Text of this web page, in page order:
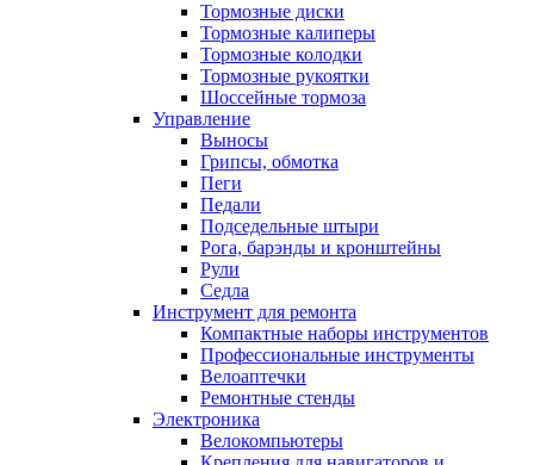
Тормозные диски
Тормозные калиперы
Тормозные колодки
Тормозные рукоятки
Шоссейные тормоза
Управление
Выносы
Грипсы, обмотка
Пеги
Педали
Подседельные штыри
Рога, барэнды и кронштейны
Рули
Седла
Инструмент для ремонта
Компактные наборы инструментов
Профессиональные инструменты
Велоаптечки
Ремонтные стенды
Электроника
Велокомпьютеры